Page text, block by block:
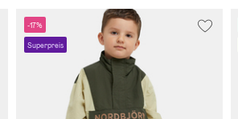
-17%
Superpreis